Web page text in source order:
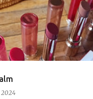
2024